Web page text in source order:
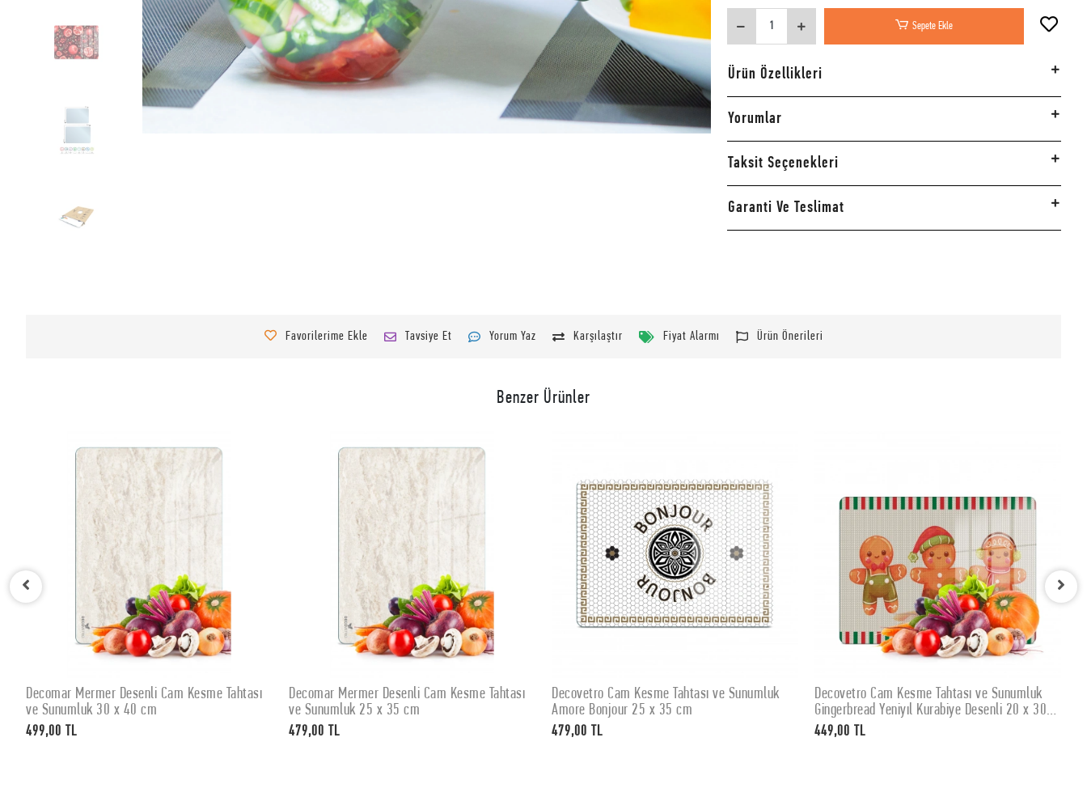
Sepete Ekle
Ürün Özellikleri
Yorumlar
Taksit Seçenekleri
Garanti Ve Teslimat
Favorilerime Ekle Tavsiye Et Yorum Yaz Karşılaştır Fiyat Alarmı Ürün Önerileri
Benzer Ürünler
SEPETE EKLE
Decomar Mermer Desenli Cam Kesme Tahtası
ve Sunumluk 30 x 40 cm
499,00 TL
SEPETE EKLE
Decomar Mermer Desenli Cam Kesme Tahtası
ve Sunumluk 25 x 35 cm
479,00 TL
SEPETE EKLE
Decovetro Cam Kesme Tahtası ve Sunumluk
Amore Bonjour 25 x 35 cm
479,00 TL
SEPETE EKLE
Decovetro Cam Kesme Tahtası ve Sunumluk
Gingerbread Yeniyıl Kurabiye Desenli 20 x 30
cm
449,00 TL